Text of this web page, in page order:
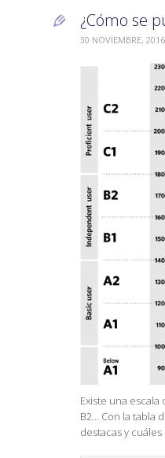
 ¿Cómo se
30 NOVIEMBRE, 2016
Existe una
B2… Con la tabla
destacas y